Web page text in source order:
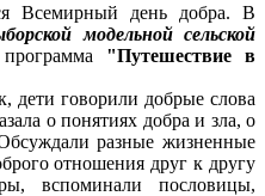
Всемирный день добра. В
модельной сельской
"Путешествие в
дети говорили добрые слова
о понятиях добра и зла, о
разные жизненные
отношения друг к другу
вспоминали пословицы,